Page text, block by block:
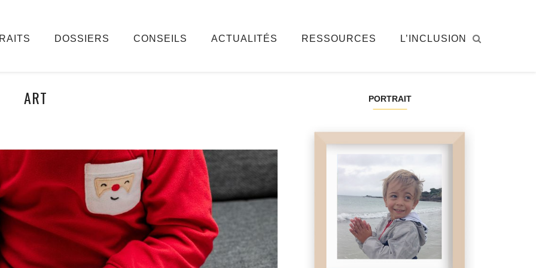
DOSSIERS CONSEILS ACTUALITÉS RESSOURCES L’INCLUSION
ART PORTRAIT